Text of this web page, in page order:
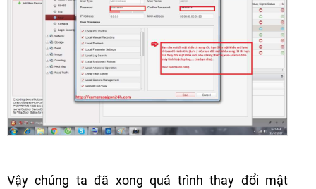
Vậy chúng ta đã xong quá trình thay đổi mật